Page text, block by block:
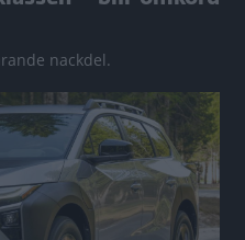
nackdel.